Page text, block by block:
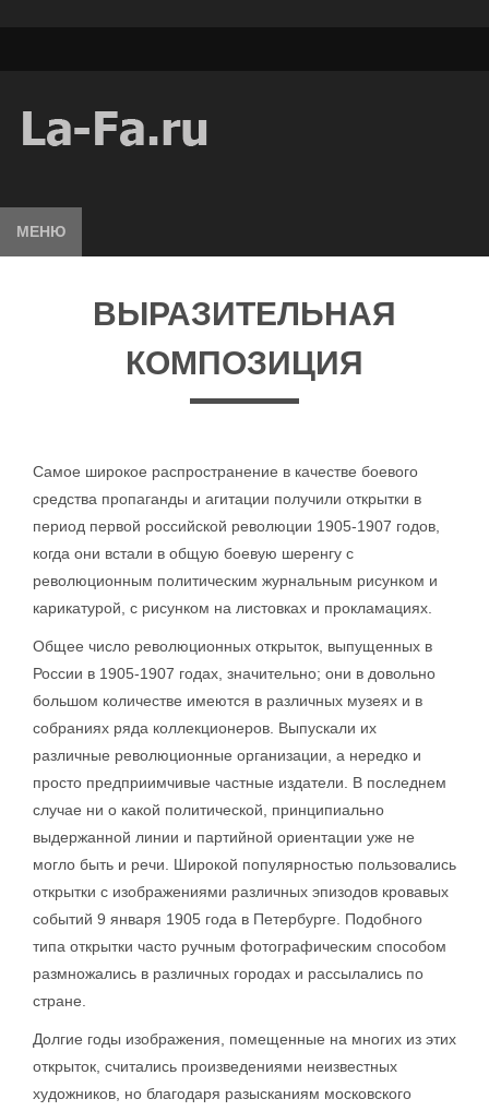
МЕНЮ
ВЫРАЗИТЕЛЬНАЯ
КОМПОЗИЦИЯ
Самое широкое распространение в качестве боевого
средства пропаганды и агитации получили открытки в
период первой российской революции 1905-1907 годов,
когда они встали в общую боевую шеренгу с
революционным политическим журнальным рисунком и
карикатурой, с рисунком на листовках и прокламациях.
Общее число революционных открыток, выпущенных в
России в 1905-1907 годах, значительно; они в довольно
большом количестве имеются в различных музеях и в
собраниях ряда коллекционеров. Выпускали их
различные революционные организации, а нередко и
просто предприимчивые частные издатели. В последнем
случае ни о какой политической, принципиально
выдержанной линии и партийной ориентации уже не
могло быть и речи. Широкой популярностью пользовались
открытки с изображениями различных эпизодов кровавых
событий 9 января 1905 года в Петербурге. Подобного
типа открытки часто ручным фотографическим способом
размножались в различных городах и рассылались по
стране.
Долгие годы изображения, помещенные на многих из этих
открыток, считались произведениями неизвестных
художников, но благодаря разысканиям московского